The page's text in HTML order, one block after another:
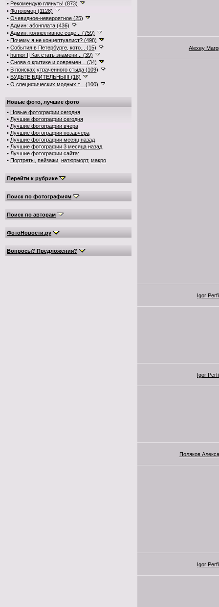
• Рекомендую глянуть! (873)
• Фотоюмор (1128)
• Очевидное-невероятное (25)
• Админ: абонплата (436)
• Админ: коллективное соде... (759)
• Почему я не концептуалист? (498)
• События в Петербурге, кото... (15)
• humor || Как стать знамени... (39)
• Снова о критике и современ... (34)
• В поисках утраченного стыда (109)
• БУДЬТЕ БДИТЕЛЬНЫ!!! (18)
• О специфических модных т... (100)
Новые фото, лучшие фото
• Новые фотографии сегодня
• Лучшие фотографии сегодня
• Лучшие фотографии вчера
• Лучшие фотографии позавчера
• Лучшие фотографии месяц назад
• Лучшие фотографии 3 месяца назад
• Лучшие фотографии сайта:
• Портреты пейзажи натюрморт, макро
Перейти к рубрике
Поиск по фотографиям
Поиск по авторам
ФотоНовости.ру
Вопросы? Предложения?
Alexey
Igor
Igor
Поляков
Igor